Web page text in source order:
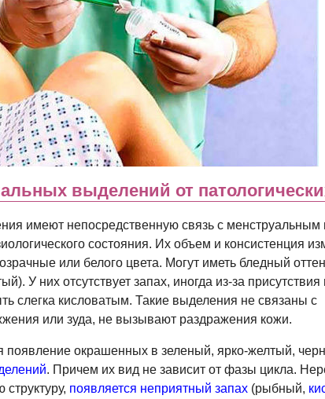
выделений от
имеют непосредственную связь с менструальным
состояния. Их объем и консистенция
или белого цвета. Могут иметь бледный
У них отсутствует запах, иногда из-за
слегка кисловатым. Такие выделения не связаны с
или зуда, не вызывают раздражения кожи.
появление окрашенных в зеленый, ярко-желтый,
. Причем их вид не зависит от фазы цикла.
появляется неприятный запах (рыбный,